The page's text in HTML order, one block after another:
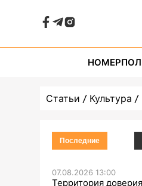
НОМЕР
Статьи Культура
Последние
07.08.2026 13:00
Территория доверия